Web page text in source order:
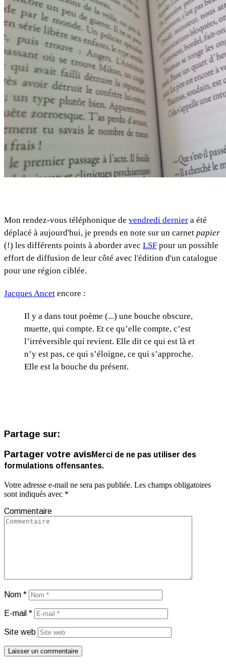
Mon rendez-vous téléphonique de vendredi dernier a été
déplacé à aujourd'hui, je prends en note sur un carnet papier
(!) les différents points à aborder avec LSF pour un possible
effort de diffusion de leur côté avec l'édition d'un catalogue
pour une région ciblée.
Jacques Ancet encore :
Il y a dans tout poème (...) une bouche obscure,
muette, qui compte. Et ce qu’elle compte, c’est
l’irréversible qui revient. Elle dit ce qui est là et
n’y est pas, ce qui s’éloigne, ce qui s’approche.
Elle est la bouche du présent.
Partage sur:
Partager votre avisMerci de ne pas utiliser des
formulations offensantes.
Votre adresse e-mail ne sera pas publiée. Les champs obligatoires
sont indiqués avec *
Commentaire
Nom *
E-mail *
Site web